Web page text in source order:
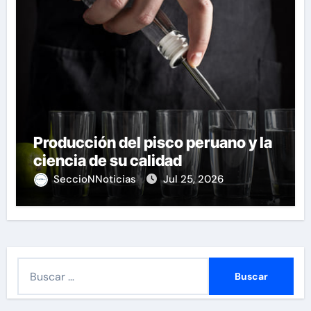
Producción del pisco peruano y la
ciencia de su calidad
SeccioNNoticias Jul 25, 2026